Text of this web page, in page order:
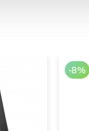
-8%